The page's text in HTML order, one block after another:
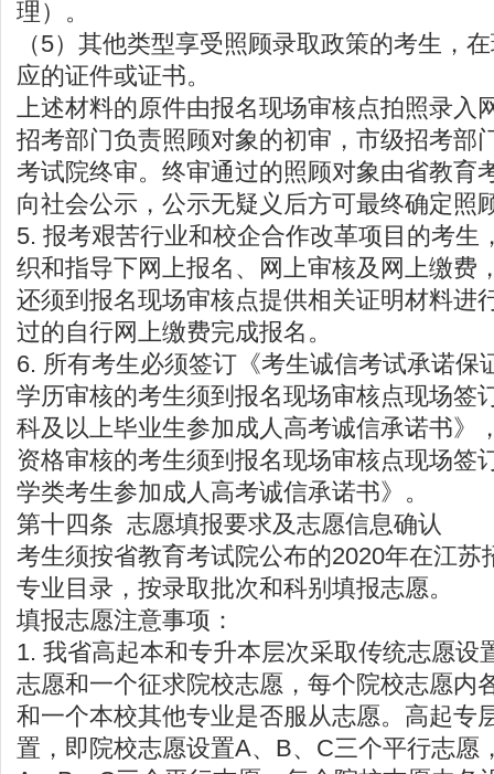
理）。
（5）其他类型享受照顾录取政策的考生，
应的证件或证书。
上述材料的原件由报名现场审核点拍照录入
招考部门负责照顾对象的初审，市级招考部
考试院终审。终审通过的照顾对象由省教育
向社会公示，公示无疑义后方可最终确定照
5. 报考艰苦行业和校企合作改革项目的考生
织和指导下网上报名、网上审核及网上缴费
还须到报名现场审核点提供相关证明材料进
过的自行网上缴费完成报名。
6. 所有考生必须签订《考生诚信考试承诺保
学历审核的考生须到报名现场审核点现场签
科及以上毕业生参加成人高考诚信承诺书》
资格审核的考生须到报名现场审核点现场签
学类考生参加成人高考诚信承诺书》。
第十四条 志愿填报要求及志愿信息确认
考生须按省教育考试院公布的2020年在江苏
专业目录，按录取批次和科别填报志愿。
填报志愿注意事项：
1. 我省高起本和专升本层次采取传统志愿设
志愿和一个征求院校志愿，每个院校志愿内
和一个本校其他专业是否服从志愿。高起专
置，即院校志愿设置A、B、C三个平行志愿